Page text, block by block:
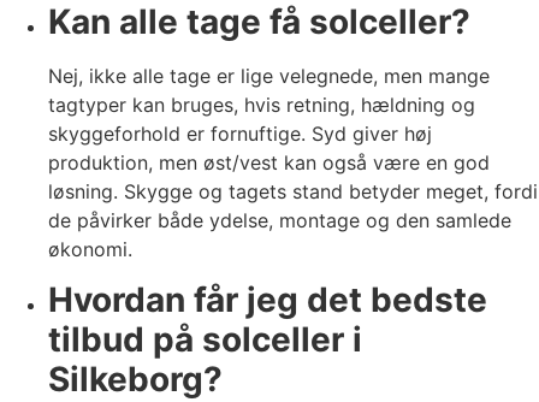
Kan alle tage få solceller?
Nej, ikke alle tage er lige velegnede, men mange
tagtyper kan bruges, hvis retning, hældning og
skyggeforhold er fornuftige. Syd giver høj
produktion, men øst/vest kan også være en god
løsning. Skygge og tagets stand betyder meget, fordi
de påvirker både ydelse, montage og den samlede
økonomi.
Hvordan får jeg det bedste
tilbud på solceller i
Silkeborg?